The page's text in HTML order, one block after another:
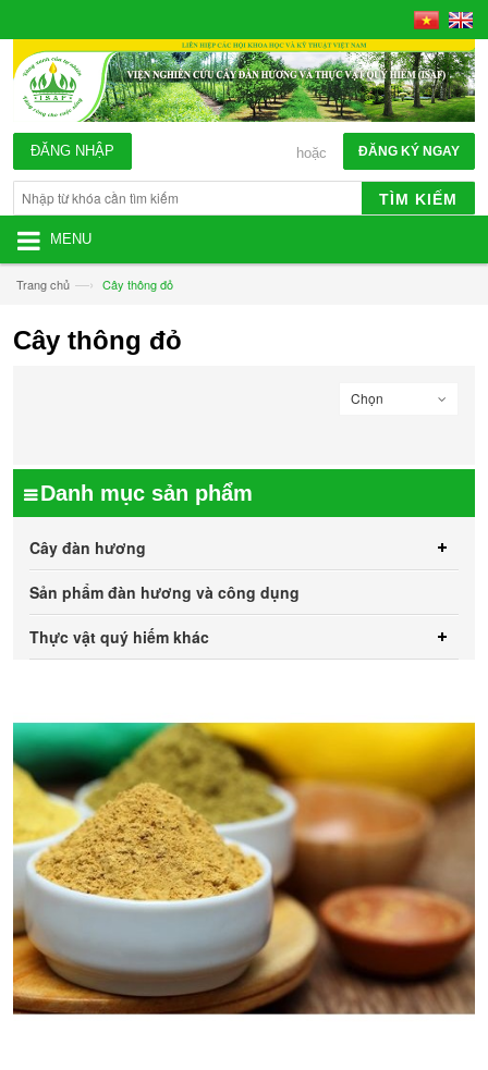
ĐĂNG KÝ NGAY
hoặc
ĐĂNG NHẬP
TÌM KIẾM
MENU
Trang chủ —› Cây thông đỏ
Cây thông đỏ
Chọn
Danh mục sản phẩm
Cây đàn hương
Sản phẩm đàn hương và công dụng
Thực vật quý hiếm khác